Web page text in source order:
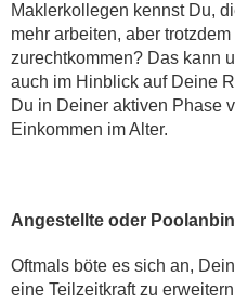
Maklerkollegen kennst Du,
mehr arbeiten, aber
zurechtkommen? Das kann
auch im Hinblick auf Deine
Du in Deiner aktiven Phase
Einkommen im Alter.
Angestellte oder
Oftmals böte es sich an,
eine Teilzeitkraft zu